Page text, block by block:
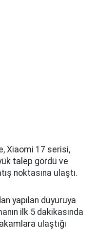
Xiaomi 17 serisi,
talep gördü ve
noktasına ulaştı.
yapılan duyuruya
ilk 5 dakikasında
ulaştığı